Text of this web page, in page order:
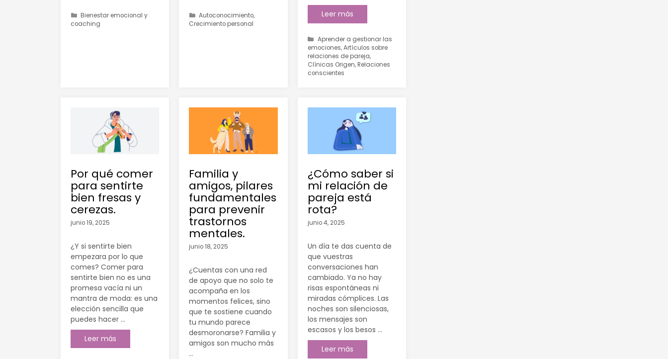
Bienestar emocional y
coaching
Autoconocimiento,
Crecimiento personal
Leer más
Aprender a gestionar las
emociones,Artículos sobre
relaciones de pareja,
Clínicas Origen,Relaciones
conscientes
Por qué comer
para sentirte
bien fresas y
cerezas.
junio 19, 2025
¿Y si sentirte bien
empezara por lo que
comes? Comer para
sentirte bien no es una
promesa vacía ni un
mantra de moda: es una
elección sencilla que
puedes hacer …
Leer más
Familia y
amigos, pilares
fundamentales
para prevenir
trastornos
mentales.
junio 18, 2025
¿Cuentas con una red
de apoyo que no solo te
acompaña en los
momentos felices, sino
que te sostiene cuando
tu mundo parece
desmoronarse? Familia y
amigos son mucho más
…
¿Cómo saber si
mi relación de
pareja está
rota?
junio 4, 2025
Un día te das cuenta de
que vuestras
conversaciones han
cambiado. Ya no hay
risas espontáneas ni
miradas cómplices. Las
noches son silenciosas,
los mensajes son
escasos y los besos …
Leer más